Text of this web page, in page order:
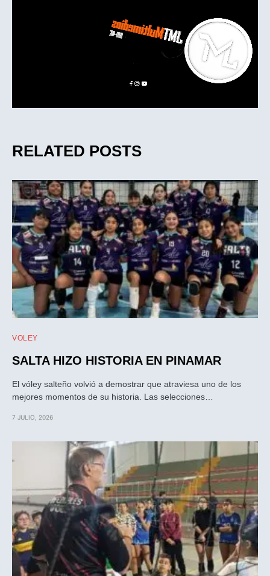
RELATED POSTS
VOLEY
SALTA HIZO HISTORIA EN PINAMAR
El vóley salteño volvió a demostrar que atraviesa uno de los
mejores momentos de su historia. Las selecciones…
7 JULIO, 2026